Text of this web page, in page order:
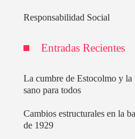
Responsabilidad Social
Entradas Recientes
La cumbre de Estocolmo y
sano para todos
Cambios estructurales en la
de 1929